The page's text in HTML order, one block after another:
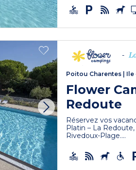
-
Poitou Charentes Ile
Flower
Redoute
Réservez vos
Platin – La
Rivedoux-Plage....